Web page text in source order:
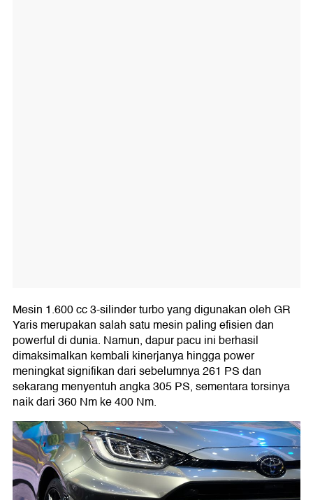
Mesin 1.600 cc 3-silinder turbo yang digunakan oleh GR
Yaris merupakan salah satu mesin paling efisien dan
powerful di dunia. Namun, dapur pacu ini berhasil
dimaksimalkan kembali kinerjanya hingga power
meningkat signifikan dari sebelumnya 261 PS dan
sekarang menyentuh angka 305 PS, sementara torsinya
naik dari 360 Nm ke 400 Nm.